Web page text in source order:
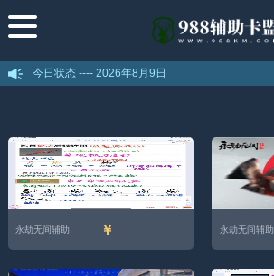
今日状态 ----2026年8月9日
永劫无间辅助 ￥ 永劫无间辅助